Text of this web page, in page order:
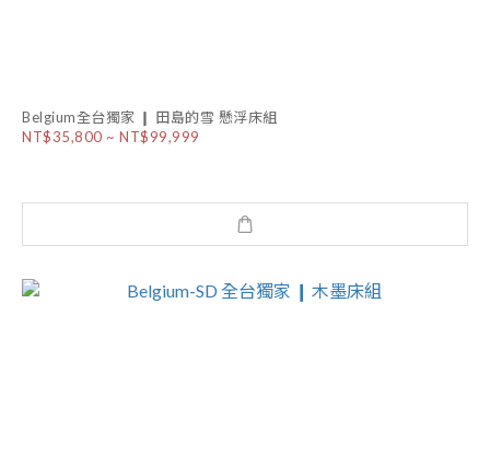
Belgium全台獨家 ❙ 田島的雪 懸浮床組
NT$35,800 ~ NT$99,999